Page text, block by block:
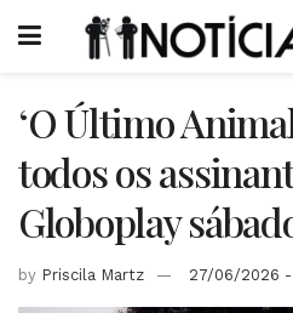
‘O Último
todos os
Globoplay
by Priscila Martz 27/06/2026 -